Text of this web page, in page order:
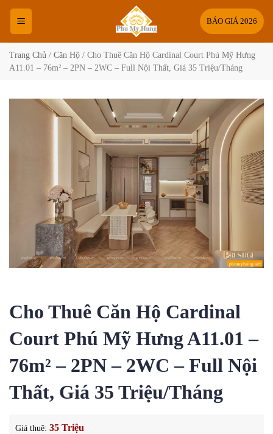
Bỏ
nội
dung
BÁO GIÁ 2026
Trang Chủ / Căn Hộ / Cho Thuê Căn Hộ Cardinal Court Phú Mỹ Hưng
A11.01 – 76m² – 2PN – 2WC – Full Nội Thất, Giá 35 Triệu/Tháng
Cho Thuê Căn Hộ Cardinal
Court Phú Mỹ Hưng A11.01 –
76m² – 2PN – 2WC – Full Nội
Thất, Giá 35 Triệu/Tháng
Giá thuê: 35 Triệu